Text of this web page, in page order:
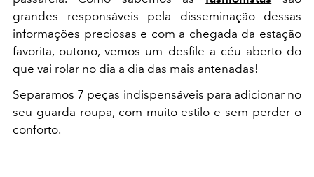
grandes responsáveis pela disseminação dessas
informações preciosas e com a chegada da estação
favorita, outono, vemos um desfile a céu aberto do
que vai rolar no dia a dia das mais antenadas!
Separamos 7 peças indispensáveis para adicionar no
seu guarda roupa, com muito estilo e sem perder o
conforto.